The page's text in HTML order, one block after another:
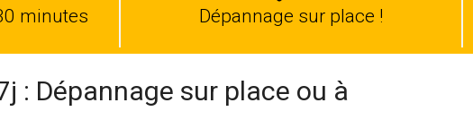
minutes
auto
Dépannage sur place !
: Dépannage sur place ou à